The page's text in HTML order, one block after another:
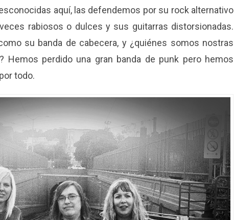
aquí, las defendemos por su rock alternativo
rabiosos o dulces y sus guitarras distorsionadas.
su banda de cabecera, y ¿quiénes somos nostras
Hemos perdido una gran banda de punk pero hemos
todo.